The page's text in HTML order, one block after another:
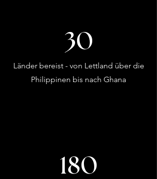
30
Länder bereist - von Lettland über die
Philippinen bis nach Ghana
180